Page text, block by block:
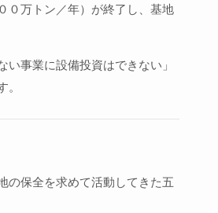
０万トン／年）が終了し、基地
事業に設備投資はできない」
の保全を求めて活動してきた五